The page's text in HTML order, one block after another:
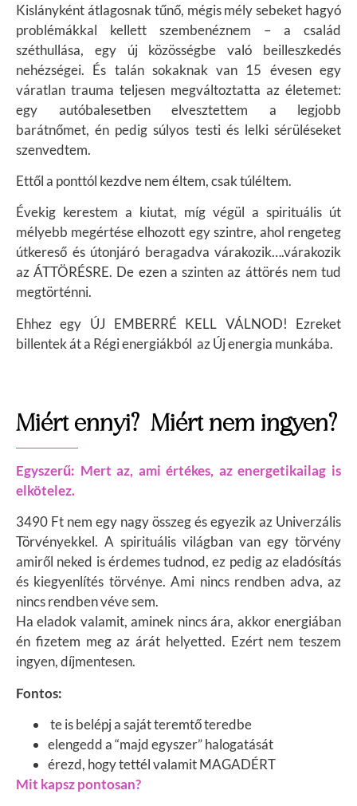
Kislányként átlagosnak tűnő, mégis mély sebeket hagyó
problémákkal kellett szembenéznem – a család
széthullása, egy új közösségbe való beilleszkedés
nehézségei. És talán sokaknak van 15 évesen egy
váratlan trauma teljesen megváltoztatta az életemet:
egy autóbalesetben elvesztettem a legjobb
barátnőmet, én pedig súlyos testi és lelki sérüléseket
szenvedtem.
Ettől a ponttól kezdve nem éltem, csak túléltem.
Évekig kerestem a kiutat, míg végül a spirituális út
mélyebb megértése elhozott egy szintre, ahol rengeteg
útkereső és útonjáró beragadva várakozik….várakozik
az ÁTTÖRÉSRE. De ezen a szinten az áttörés nem tud
megtörténni.
Ehhez egy ÚJ EMBERRÉ KELL VÁLNOD! Ezreket
billentek át a Régi energiákból az Új energia munkába.
Miért ennyi? Miért nem ingyen?
Egyszerű: Mert az, ami értékes, az energetikailag is
elkötelez.
3490 Ft nem egy nagy összeg és egyezik az Univerzális
Törvényekkel. A spirituális világban van egy törvény
amiről neked is érdemes tudnod, ez pedig az eladósítás
és kiegyenlítés törvénye. Ami nincs rendben adva, az
nincs rendben véve sem.
Ha eladok valamit, aminek nincs ára, akkor energiában
én fizetem meg az árát helyetted. Ezért nem teszem
ingyen, díjmentesen.
Fontos:
te is belépj a saját teremtő teredbe
elengedd a “majd egyszer” halogatását
érezd, hogy tettél valamit MAGADÉRT
Mit kapsz pontosan?